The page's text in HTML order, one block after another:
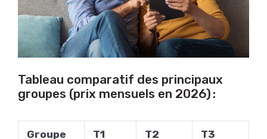
Tableau comparatif des principaux
groupes (prix mensuels en 2026) :
Groupe T1 T2 T3